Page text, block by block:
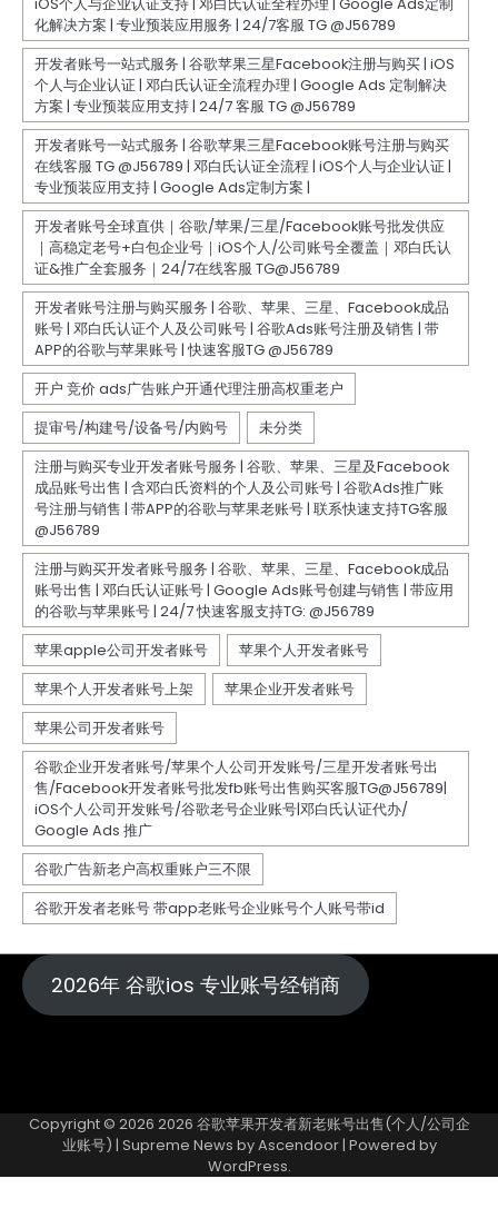
2026年 谷歌ios 专业账号经销商
Copyright © 2026 2026 谷歌苹果开发者新老账号出售(个人/公司企
业账号) | Supreme News byAscendoor| Powered by
WordPress.